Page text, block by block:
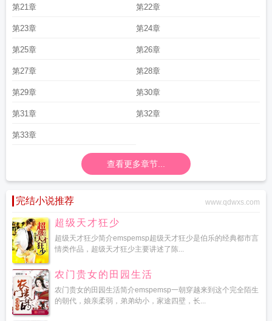
第21章 第22章
第23章 第24章
第25章 第26章
第27章 第28章
第29章 第30章
第31章 第32章
第33章
查看更多章节...
完结小说推荐 www.qdwxs.com
超级天才狂少
超级天才狂少简介emspemsp超级天才狂少是伯乐的经典都市言
情类作品，超级天才狂少主要讲述了陈...
农门贵女的田园生活
农门贵女的田园生活简介emspemsp一朝穿越来到这个完全陌生
的朝代，娘亲柔弱，弟弟幼小，家途四壁，长...